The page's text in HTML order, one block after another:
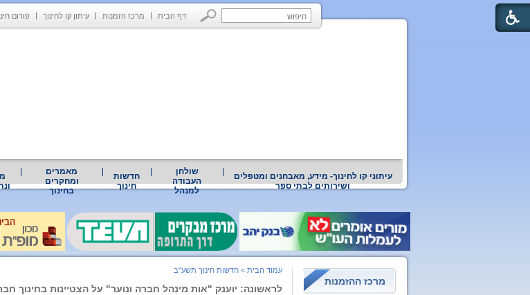
דף הבית מרכז הזמנות עיתון קו לחינוך פורום
עיתוני קו לחינוך- מידע, מאבחנים ומטפלים
ושירותים לבתי ספר
שולחן
העבודה
למנהל
חדשות
חינוך
מאמרים
ומחקרים
בחינוך
מרכז ההזמנות
עמוד הבית > חדשות חינוך תשע"ב
לראשונה: יוענק "אות מינהל חברה ונוער" על הצטיינות בחינוך